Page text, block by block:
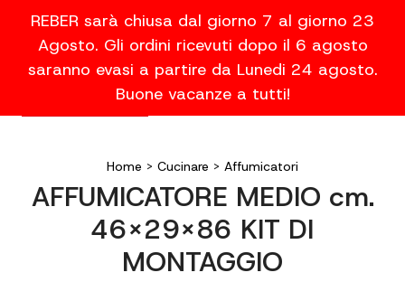
REBER sarà chiusa dal giorno 7 al giorno 23
Agosto. Gli ordini ricevuti dopo il 6 agosto
saranno evasi a partire da Lunedi 24 agosto.
Buone vacanze a tutti!
Home > Cucinare > Affumicatori
AFFUMICATORE MEDIO cm.
46x29x86 KIT DI
MONTAGGIO